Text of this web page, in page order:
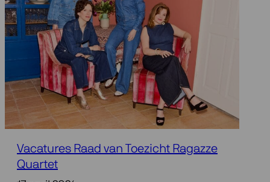
Vacatures Raad van Toezicht Ragazze
Quartet